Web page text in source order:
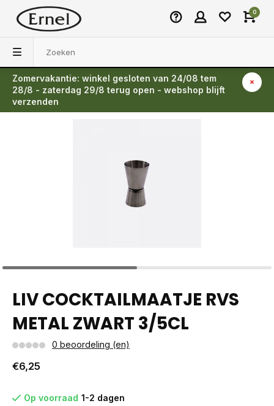
0
Zomervakantie: winkel gesloten van 24/08 tem
28/8 - zaterdag 29/8 terug open - webshop blijft
verzenden
Terug
LIV COCKTAILMAATJE RVS
METAL ZWART 3/5CL
0 beoordeling (en)
€6,25
Op voorraad 1-2 dagen